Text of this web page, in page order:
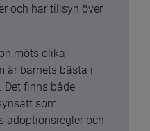
och har tillsyn över
möts olika
är barnets bästa i
Det finns både
som
adoptionsregler och